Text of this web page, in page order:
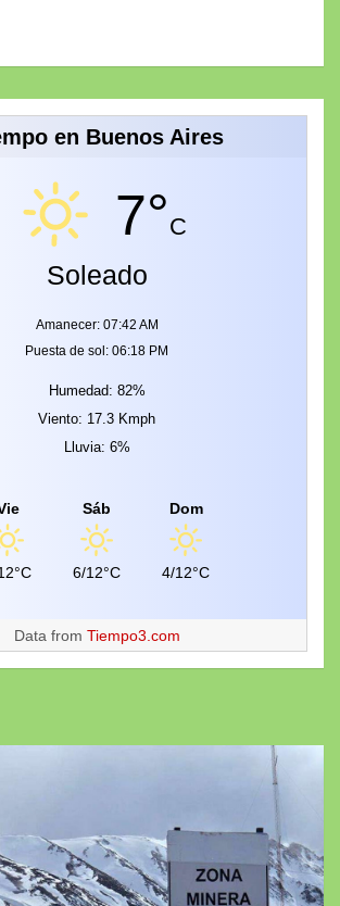
en Buenos Aires
7°C
Soleado
Amanecer: 07:42 AM
Puesta de sol: 06:18 PM
Humedad: 82%
Viento: 17.3 Kmph
Lluvia: 6%
Sáb
6/12°C
Dom
4/12°C
Data from Tiempo3.com